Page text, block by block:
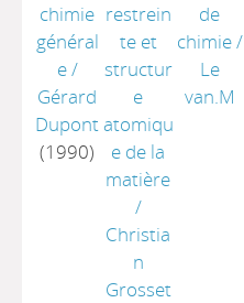
chimie
général
e/
Gérard
Dupont
(1990)
restrein
te et
structur
e
atomiqu
e de la
matière
/
Christia
n
Grosset
de
chimie/
Le
van.M